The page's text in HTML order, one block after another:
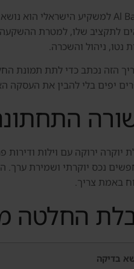
לתקציב שלו, למטרת ההשקעה,
נטו, ניהול והשכרה.
הזה נכתב כדי לתת תמונת
יפים בלי להבין את העסקה
יוקרה ירוקה עם וילות
נכס יוקרתי ושמירת ערך.
באמת צריך.
החלטה
בדיקה